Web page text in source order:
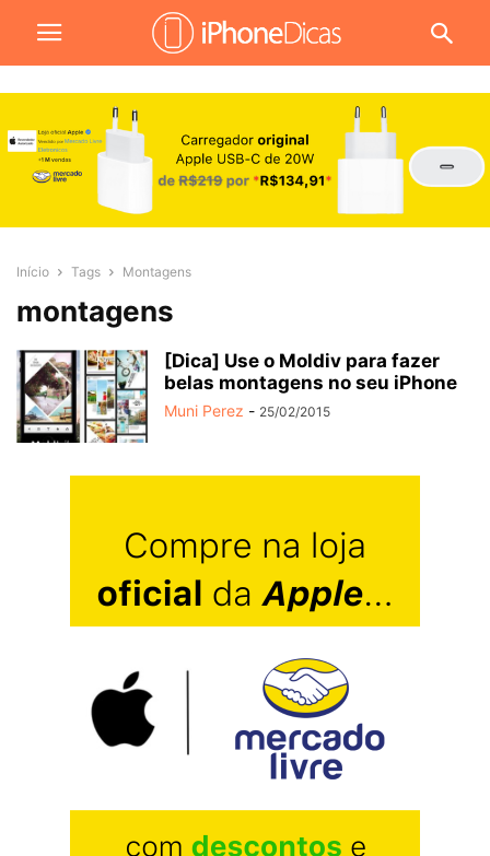
Início Tags Montagens
montagens
[Dica] Use o Moldiv para fazer
belas montagens no seu iPhone
Muni Perez - 25/02/2015